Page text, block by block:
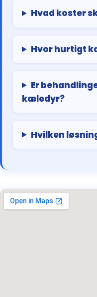
Hvad koster
Hvor hurtigt
Er
kæledyr?
Hvilken